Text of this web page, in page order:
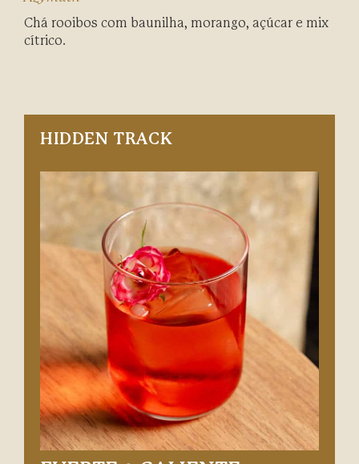
Chá rooibos com baunilha, morango, açúcar e mix
cítrico.
HIDDEN TRACK